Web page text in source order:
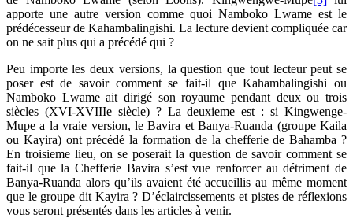
apporte une autre version comme quoi Namboko Lwame est le
prédécesseur de Kahambalingishi. La lecture devient compliquée car
on ne sait plus qui a précédé qui ?
Peu importe les deux versions, la question que tout lecteur peut se
poser est de savoir comment se fait-il que Kahambalingishi ou
Namboko Lwame ait dirigé son royaume pendant deux ou trois
siècles (XVI-XVIIIe siècle) ? La deuxieme est : si Kingwenge-
Mupe a la vraie version, le Bavira et Banya-Ruanda (groupe Kaila
ou Kayira) ont précédé la formation de la chefferie de Bahamba ?
En troisieme lieu, on se poserait la question de savoir comment se
fait-il que la Chefferie Bavira s’est vue renforcer au détriment de
Banya-Ruanda alors qu’ils avaient été accueillis au même moment
que le groupe dit Kayira ? D’éclaircissements et pistes de réflexions
vous seront présentés dans les articles à venir.